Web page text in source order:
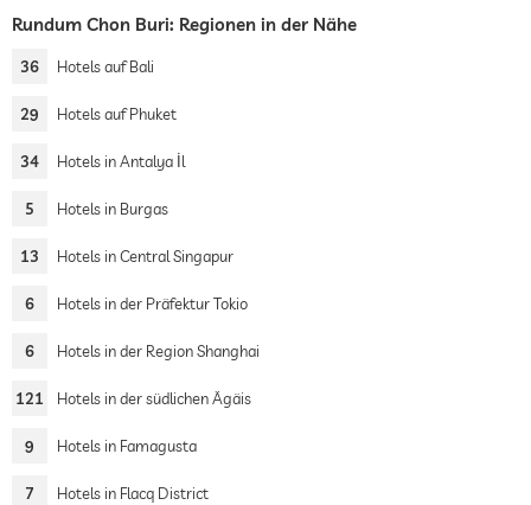
Rundum Chon Buri: Regionen in der Nähe
36 Hotels auf Bali
29 Hotels auf Phuket
34 Hotels in Antalya İl
5 Hotels in Burgas
13 Hotels in Central Singapur
6 Hotels in der Präfektur Tokio
6 Hotels in der Region Shanghai
121 Hotels in der südlichen Ägäis
9 Hotels in Famagusta
7 Hotels in Flacq District